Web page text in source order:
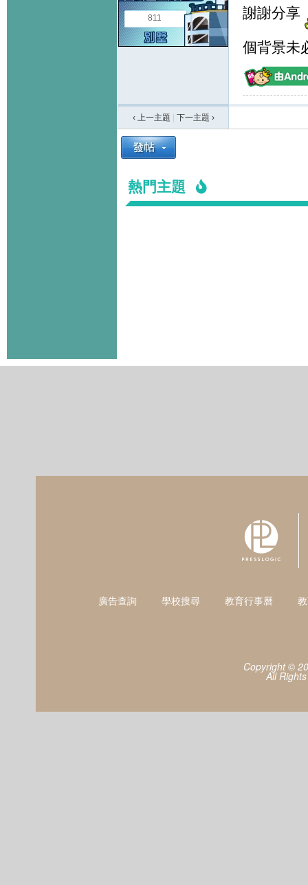
811 謝謝分享
個背景未
‹ 上一主題 下一主題 ›
熱門主題
廣告查詢 學校搜尋 教育行事曆
Copyright ©
All